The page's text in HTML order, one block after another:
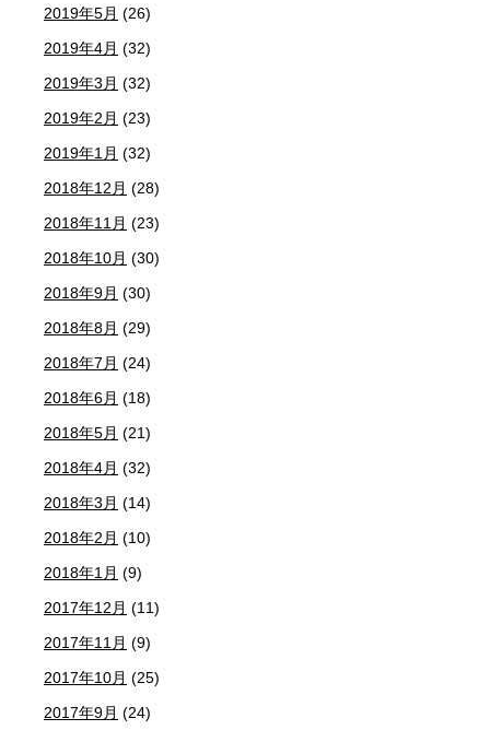
2019年5月 (26)
2019年4月 (32)
2019年3月 (32)
2019年2月 (23)
2019年1月 (32)
2018年12月 (28)
2018年11月 (23)
2018年10月 (30)
2018年9月 (30)
2018年8月 (29)
2018年7月 (24)
2018年6月 (18)
2018年5月 (21)
2018年4月 (32)
2018年3月 (14)
2018年2月 (10)
2018年1月 (9)
2017年12月 (11)
2017年11月 (9)
2017年10月 (25)
2017年9月 (24)